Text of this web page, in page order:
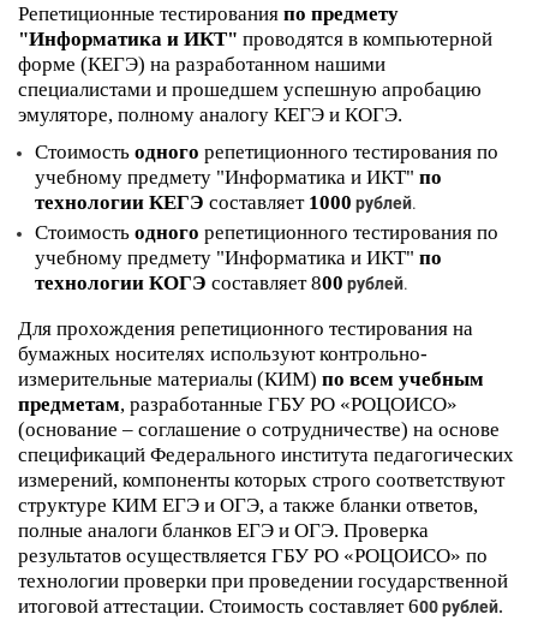
Репетиционные тестирования по предмету
"Информатика и ИКТ" проводятся в компьютерной
форме (КЕГЭ) на разработанном нашими
специалистами и прошедшем успешную апробацию
эмуляторе, полному аналогу КЕГЭ и КОГЭ.
Стоимость одного репетиционного тестирования по
учебному предмету "Информатика и ИКТ" по
технологии КЕГЭ составляет 1000 рублей.
Стоимость одного репетиционного тестирования по
учебному предмету "Информатика и ИКТ" по
технологии КОГЭ составляет800 рублей.
Для прохождения репетиционного тестирования на
бумажных носителях используют контрольно-
измерительные материалы (КИМ) по всем учебным
предметам, разработанные ГБУ РО «РОЦОИСО»
(основание – соглашение о сотрудничестве) на основе
спецификаций Федерального института педагогических
измерений, компоненты которых строго соответствуют
структуре КИМ ЕГЭ и ОГЭ, а также бланки ответов,
полные аналоги бланков ЕГЭ и ОГЭ. Проверка
результатов осуществляется ГБУ РО «РОЦОИСО» по
технологии проверки при проведении государственной
итоговой аттестации. Стоимость составляет600 рублей.